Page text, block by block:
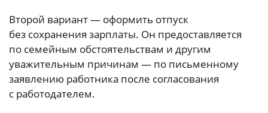
Второй вариант — оформить отпуск
без сохранения зарплаты. Он предоставляется
по семейным обстоятельствам и другим
уважительным причинам — по письменному
заявлению работника после согласования
с работодателем.